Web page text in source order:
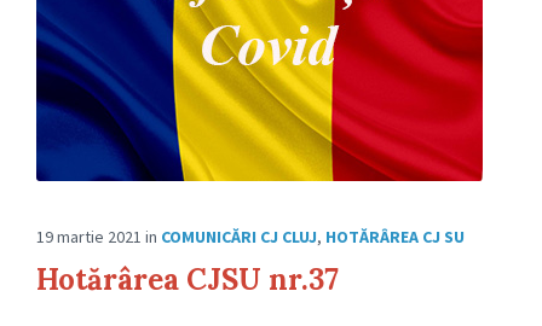
19 martie 2021 in COMUNICĂRI CJ CLUJ, HOTĂRÂREA CJ SU
Hotărârea CJSU nr.37